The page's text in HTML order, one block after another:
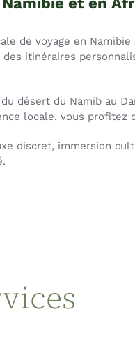
de voyage en
itinéraires
désert du Namib au
locale, vous
discret, immersion